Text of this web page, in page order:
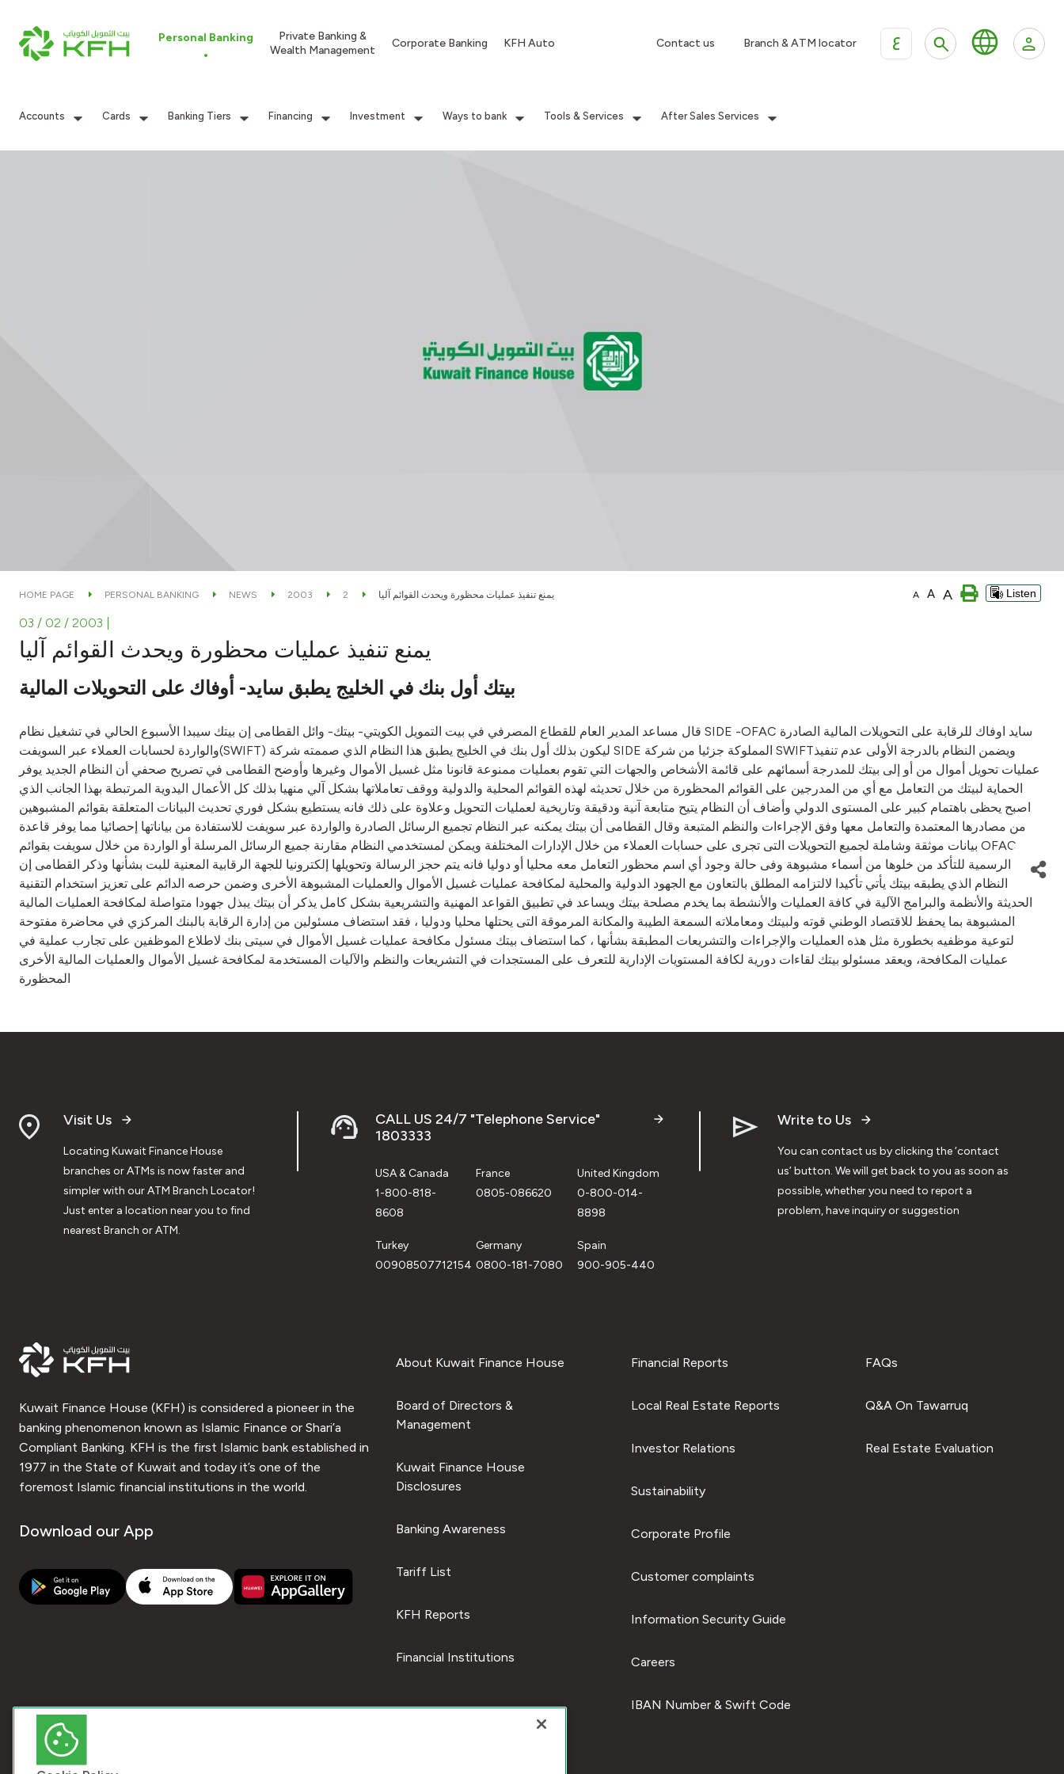
Personal Banking
Private Banking &
Wealth Management
Corporate Banking KFH Auto Contact us Branch & ATM locator ع
Accounts Cards Banking Tiers Financing Investment Ways to bank Tools & Services After Sales Services
HOME PAGE PERSONAL BANKING NEWS 2003 2 يمنع تنفيذ عمليات محظورة ويحدث القوائم آليا A A A Listen
03 / 02 / 2003
يمنع تنفيذ عمليات محظورة ويحدث القوائم آليا
بيتك أول بنك في الخليج يطبق سايد- أوفاك على التحويلات المالية
قال مساعد المدير العام للقطاع المصرفي في بيت التمويل الكويتي- بيتك- وائل القطامى إن بيتك سيبدا الأسبوع الحالي في تشغيل نظام SIDE -OFAC سايد اوفاك للرقابة على التحويلات المالية الصادرة
والواردة لحسابات العملاء عبر السويفت(SWIFT) ليكون بذلك أول بنك في الخليج يطبق هذا النظام الذي صممته شركة SIDE المملوكة جزئيا من شركة SWIFTويضمن النظام بالدرجة الأولى عدم تنفيذ
عمليات تحويل أموال من أو إلى بيتك للمدرجة أسمائهم على قائمة الأشخاص والجهات التي تقوم بعمليات ممنوعة قانونا مثل غسيل الأموال وغيرها وأوضح القطامى في تصريح صحفي أن النظام الجديد يوفر
الحماية لبيتك من التعامل مع أي من المدرجين على القوائم المحظورة من خلال تحديثه لهذه القوائم المحلية والدولية ووقف تعاملاتها بشكل آلي منهيا بذلك كل الأعمال اليدوية المرتبطة بهذا الجانب الذي
اصبح يحظى باهتمام كبير على المستوى الدولي وأضاف أن النظام يتيح متابعة آنية ودقيقة وتاريخية لعمليات التحويل وعلاوة على ذلك فانه يستطيع بشكل فوري تحديث البيانات المتعلقة بقوائم المشبوهين
من مصادرها المعتمدة والتعامل معها وفق الإجراءات والنظم المتبعة وقال القطامى أن بيتك يمكنه عبر النظام تجميع الرسائل الصادرة والواردة عبر سويفت للاستفادة من بياناتها إحصائيا مما يوفر قاعدة
بيانات موثقة وشاملة لجميع التحويلات التى تجرى على حسابات العملاء من خلال الإدارات المختلفة ويمكن لمستخدمي النظام مقارنة جميع الرسائل المرسلة أو الواردة من خلال سويفت بقوائم OFAC
الرسمية للتأكد من خلوها من أسماء مشبوهة وفى حالة وجود أي اسم محظور التعامل معه محليا أو دوليا فانه يتم حجز الرسالة وتحويلها إلكترونيا للجهة الرقابية المعنية للبت بشأنها وذكر القطامى إن
النظام الذي يطبقه بيتك يأتي تأكيدا لالتزامه المطلق بالتعاون مع الجهود الدولية والمحلية لمكافحة عمليات غسيل الأموال والعمليات المشبوهة الأخرى وضمن حرصه الدائم على تعزيز استخدام التقنية
الحديثة والأنظمة والبرامج الآلية في كافة العمليات والأنشطة بما يخدم مصلحة بيتك ويساعد في تطبيق القواعد المهنية والتشريعية بشكل كامل يذكر أن بيتك يبذل جهودا متواصلة لمكافحة العمليات المالية
المشبوهة بما يحفظ للاقتصاد الوطني قوته ولبيتك ومعاملاته السمعة الطيبة والمكانة المرموقة التى يحتلها محليا ودوليا ، فقد استضاف مسئولين من إدارة الرقابة بالبنك المركزي في محاضرة مفتوحة
لتوعية موظفيه بخطورة مثل هذه العمليات والإجراءات والتشريعات المطبقة بشأنها ، كما استضاف بيتك مسئول مكافحة عمليات غسيل الأموال في سيتى بنك لاطلاع الموظفين على تجارب عملية في
عمليات المكافحة، ويعقد مسئولو بيتك لقاءات دورية لكافة المستويات الإدارية للتعرف على المستجدات في التشريعات والنظم والآليات المستخدمة لمكافحة غسيل الأموال والعمليات المالية الأخرى
المحظورة
Visit Us
Locating Kuwait Finance House
branches or ATMs is now faster and
simpler with our ATM Branch Locator!
Just enter a location near you to find
nearest Branch or ATM.
CALL US 24/7 "Telephone Service"
1803333
USA & Canada
1-800-818-
8608
France
0805-086620
United Kingdom
0-800-014-
8898
Turkey
00908507712154
Germany
0800-181-7080
Spain
900-905-440
Write to Us
You can contact us by clicking the ‘contact
us’ button. We will get back to you as soon as
possible, whether you need to report a
problem, have inquiry or suggestion
Kuwait Finance House (KFH) is considered a pioneer in the
banking phenomenon known as Islamic Finance or Shari’a
Compliant Banking. KFH is the first Islamic bank established in
1977 in the State of Kuwait and today it’s one of the
foremost Islamic financial institutions in the world.
Download our App
About Kuwait Finance House
Board of Directors &
Management
Kuwait Finance House
Disclosures
Banking Awareness
Tariff List
KFH Reports
Financial Institutions
Financial Reports
Local Real Estate Reports
Investor Relations
Sustainability
Corporate Profile
Customer complaints
Information Security Guide
Careers
IBAN Number & Swift Code
FAQs
Q&A On Tawarruq
Real Estate Evaluation